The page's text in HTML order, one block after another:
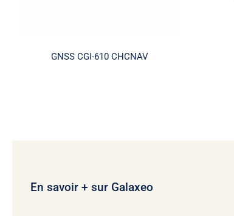
GNSS CGI-610 CHCNAV
En savoir + sur Galaxeo